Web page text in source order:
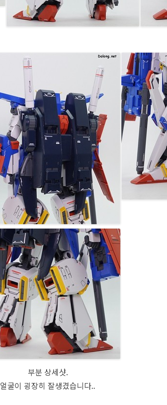
부분 상세샷.
얼굴이 굉장히 잘생겼습니다..